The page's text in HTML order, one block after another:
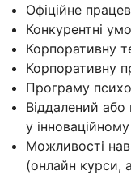
Офіційне
Конкурентні
Корпоративну
Корпоративну
Програму
Віддалений
у
Можливості
(онлайн курси,